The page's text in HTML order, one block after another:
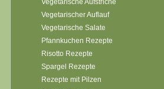
Vegetarische Aufstriche
Vegetarischer Auflauf
Vegetarische Salate
Pfannkuchen Rezepte
Risotto Rezepte
Spargel Rezepte
Rezepte mit Pilzen